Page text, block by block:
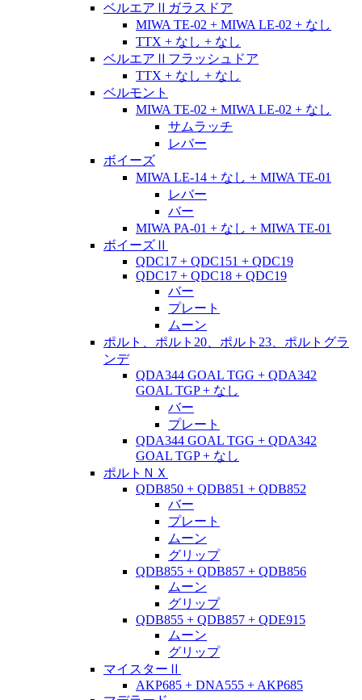
ベルエアⅡガラスドア
MIWA TE-02 + MIWA LE-02 + なし
TTX + なし + なし
ベルエアⅡフラッシュドア
TTX + なし + なし
ベルモント
MIWA TE-02 + MIWA LE-02 + なし
サムラッチ
レバー
ボイーズ
MIWA LE-14 + なし + MIWA TE-01
レバー
バー
MIWA PA-01 + なし + MIWA TE-01
ボイーズⅡ
QDC17 + QDC151 + QDC19
QDC17 + QDC18 + QDC19
バー
プレート
ムーン
ポルト、ポルト20、ポルト23、ポルトグラ
ンデ
QDA344 GOAL TGG + QDA342
GOAL TGP + なし
バー
プレート
QDA344 GOAL TGG + QDA342
GOAL TGP + なし
ポルトＮＸ
QDB850 + QDB851 + QDB852
バー
プレート
ムーン
グリップ
QDB855 + QDB857 + QDB856
ムーン
グリップ
QDB855 + QDB857 + QDE915
ムーン
グリップ
マイスターⅡ
AKP685 + DNA555 + AKP685